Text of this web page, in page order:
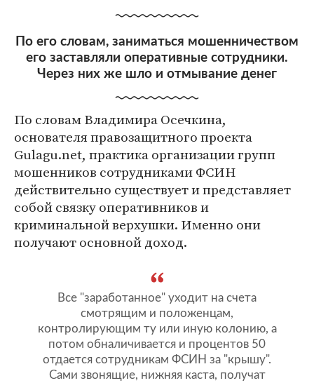
По его словам, заниматься мошенничеством
его заставляли оперативные сотрудники.
Через них же шло и отмывание денег
По словам Владимира Осечкина,
основателя правозащитного проекта
Gulagu.net, практика организации групп
мошенников сотрудниками ФСИН
действительно существует и представляет
собой связку оперативников и
криминальной верхушки. Именно они
получают основной доход.
Все "заработанное" уходит на счета
смотрящим и положенцам,
контролирующим ту или иную колонию, а
потом обналичивается и процентов 50
отдается сотрудникам ФСИН за "крышу".
Сами звонящие, нижняя каста, получат